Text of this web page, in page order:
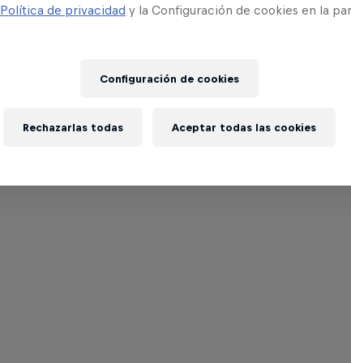
Política de privacidad y la Configuración de cookies en la
Configuración de cookies
Rechazarlas todas Aceptar todas las cookies